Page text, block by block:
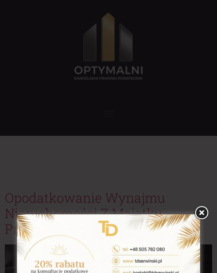
Opodatkowanie Wynajmu
Nieruchomości Z Majątku
Prywatnego